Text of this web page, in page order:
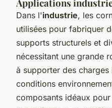
Applications
Dans l'industrie, les
utilisées pour fabriquer
supports structurels et
nécessitant une grande
à supporter des
conditions
composants idéaux